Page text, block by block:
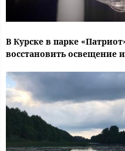
В Курске в парке
восстановить освещение